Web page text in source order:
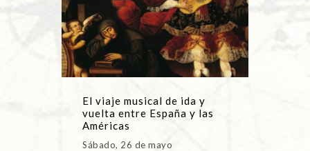
El viaje musical de ida y
vuelta entre España y las
Américas
Sábado, 26 de mayo